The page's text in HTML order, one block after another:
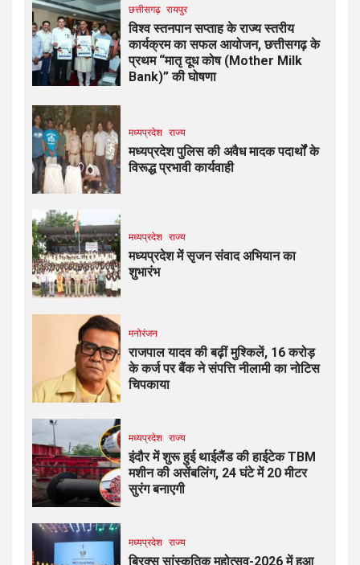
छत्तीसगढ़ रायपुर
विश्व स्तनपान सप्ताह के राज्य स्तरीय
कार्यक्रम का सफल आयोजन, छत्तीसगढ़ के
प्रथम “मातृ दूध कोष (Mother Milk
Bank)” की घोषणा
मध्यप्रदेश राज्य
मध्यप्रदेश पुलिस की अवैध मादक पदार्थों के
विरूद्ध प्रभावी कार्यवाही
मध्यप्रदेश राज्य
मध्यप्रदेश में सृजन संवाद अभियान का
शुभारंभ
मनोरंजन
राजपाल यादव की बढ़ीं मुश्किलें, ₹16 करोड़
के कर्ज पर बैंक ने संपत्ति नीलामी का नोटिस
चिपकाया
मध्यप्रदेश राज्य
इंदौर में शुरू हुई थाईलैंड की हाईटेक TBM
मशीन की असेंबलिंग, 24 घंटे में 20 मीटर
सुरंग बनाएगी
मध्यप्रदेश राज्य
ब्रिक्स सांस्कृतिक महोत्सव-2026 में हुआ